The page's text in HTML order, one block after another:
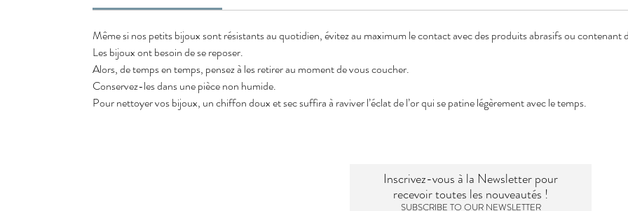
Même si nos petits bijoux sont résistants au quotidien, évitez au maximum le contact avec des produits abrasifs ou contenant
Les bijoux ont besoin de se reposer.
Alors, de temps en temps, pensez à les retirer au moment de vous coucher.
Conservez-les dans une pièce non humide.
Pour nettoyer vos bijoux, un chiffon doux et sec suffira à raviver l’éclat de l’or qui se patine légèrement avec le temps.
Inscrivez-vous à la Newsletter pour
recevoir toutes les nouveautés !
SUBSCRIBE TO OUR NEWSLETTER